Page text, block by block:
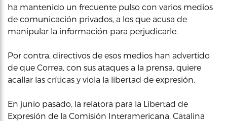
ha mantenido un frecuente pulso con varios medios
de comunicación privados, a los que acusa de
manipular la información para perjudicarle.
Por contra, directivos de esos medios han advertido
de que Correa, con sus ataques a la prensa, quiere
acallar las críticas y viola la libertad de expresión.
En junio pasado, la relatora para la Libertad de
Expresión de la Comisión Interamericana, Catalina